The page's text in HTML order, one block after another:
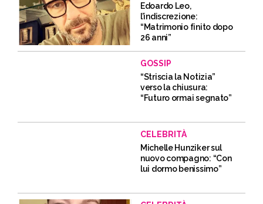
Edoardo Leo,
l’indiscrezione:
“Matrimonio finito dopo
26 anni”
GOSSIP
“Striscia la Notizia”
verso la chiusura:
“Futuro ormai segnato”
CELEBRITÀ
Michelle Hunziker sul
nuovo compagno: “Con
lui dormo benissimo”